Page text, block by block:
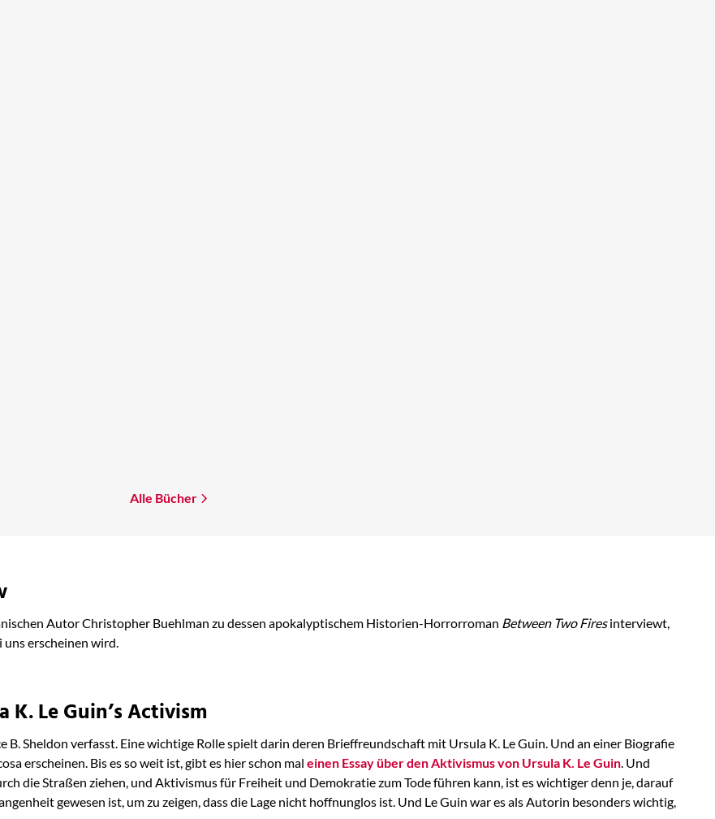
Alle Bücher
Autor Christopher Buehlman zu dessen apokalyptischem Historien-Horrorroman Between Two Firesinterviewt,
erscheinen wird.
K. Le Guin’s Activism
Sheldon verfasst. Eine wichtige Rolle spielt darin deren Brieffreundschaft mit Ursula K. Le Guin. Und an einer Biografie
erscheinen. Bis es so weit ist, gibt es hier schon mal einen Essay über den Aktivismus von Ursula K. Le Guin. Und
die Straßen ziehen, und Aktivismus für Freiheit und Demokratie zum Tode führen kann, ist es wichtiger denn je, darauf
gewesen ist, um zu zeigen, dass die Lage nicht hoffnunglos ist. Und Le Guin war es als Autorin besonders wichtig,